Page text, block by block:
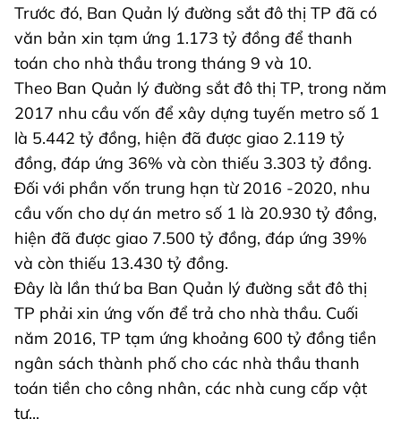
Trước đó, Ban Quản lý đường sắt đô thị TP đã có
văn bản xin tạm ứng 1.173 tỷ đồng để thanh
toán cho nhà thầu trong tháng 9 và 10.
Theo Ban Quản lý đường sắt đô thị TP, trong năm
2017 nhu cầu vốn để xây dựng tuyến metro số 1
là 5.442 tỷ đồng, hiện đã được giao 2.119 tỷ
đồng, đáp ứng 36% và còn thiếu 3.303 tỷ đồng.
Đối với phần vốn trung hạn từ 2016 -2020, nhu
cầu vốn cho dự án metro số 1 là 20.930 tỷ đồng,
hiện đã được giao 7.500 tỷ đồng, đáp ứng 39%
và còn thiếu 13.430 tỷ đồng.
Đây là lần thứ ba Ban Quản lý đường sắt đô thị
TP phải xin ứng vốn để trả cho nhà thầu. Cuối
năm 2016, TP tạm ứng khoảng 600 tỷ đồng tiền
ngân sách thành phố cho các nhà thầu thanh
toán tiền cho công nhân, các nhà cung cấp vật
tư...